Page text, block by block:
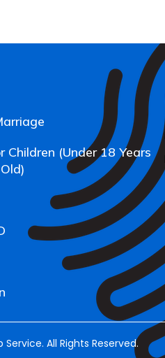
Children (Under 18 Years
Old)
All Rights Reserved.